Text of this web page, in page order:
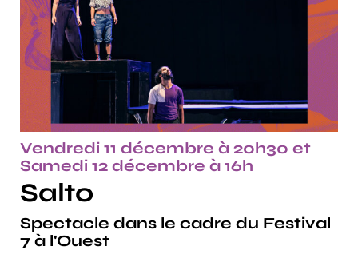
Vendredi 11 décembre à 20h30 et
Samedi 12 décembre à 16h
Salto
Spectacle dans le cadre du Festival
7 à l'Ouest